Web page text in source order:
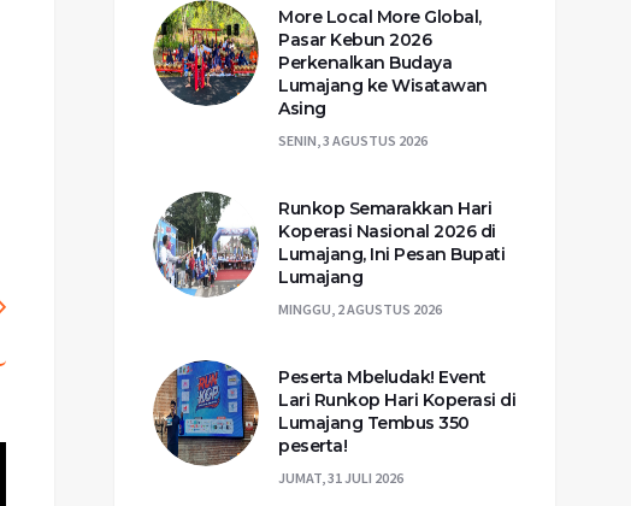
More Local More Global,
Pasar Kebun 2026
Perkenalkan Budaya
Lumajang ke Wisatawan
Asing
SENIN, 3 AGUSTUS 2026
Runkop Semarakkan Hari
Koperasi Nasional 2026 di
Lumajang, Ini Pesan Bupati
Lumajang
MINGGU, 2 AGUSTUS 2026
Peserta Mbeludak! Event
Lari Runkop Hari Koperasi di
Lumajang Tembus 350
peserta!
JUMAT, 31 JULI 2026